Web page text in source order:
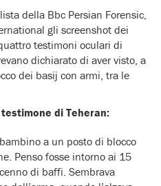
della Bbc Persian Forensic,
gli screenshot dei
testimoni oculari di
dichiarato di aver visto, a
dei basij con armi, tra le
di Teheran:
a un posto di blocco
Penso fosse intorno ai 15
di baffi. Sembrava